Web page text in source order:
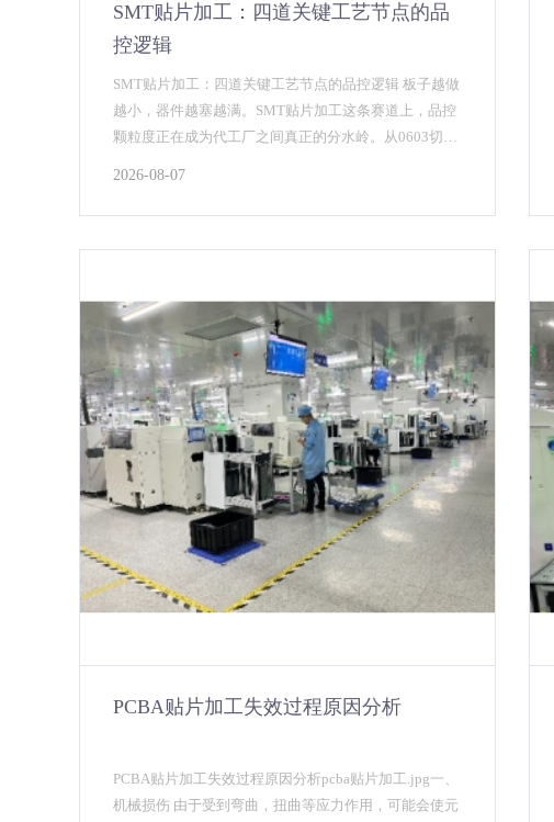
SMT贴片加工：四道关键工艺节点的品
控逻辑
SMT贴片加工：四道关键工艺节点的品控逻辑 板子越做
越小，器件越塞越满。SMT贴片加工这条赛道上，品控
颗粒度正在成为代工厂之间真正的分水岭。从0603切到
2026-08-07
PCBA贴片加工失效过程原因分析
PCBA贴片加工失效过程原因分析pcba贴片加工.jpg一、
机械损伤 由于受到弯曲，扭曲等应力作用，可能会使元